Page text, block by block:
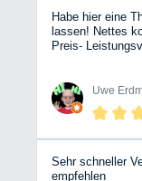
Habe hier eine
lassen! Nettes
Preis-
Uwe
Sehr schneller
empfehlen